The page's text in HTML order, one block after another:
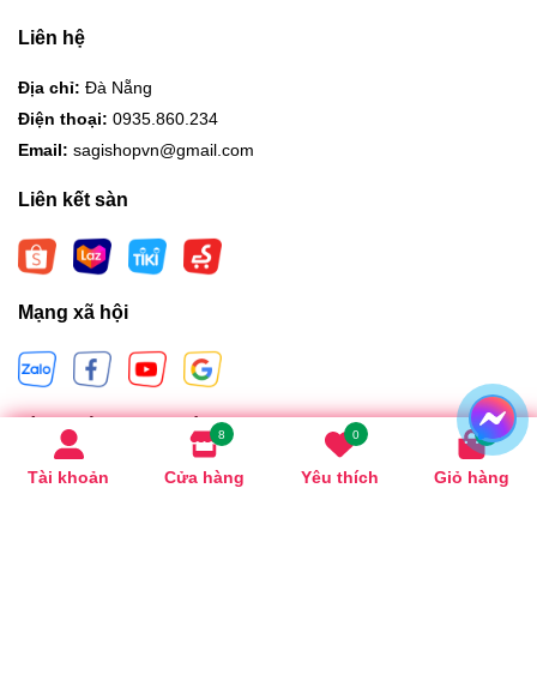
Tài khoản
8
Cửa hàng
0
Yêu thích
0
Giỏ hàng
Liên hệ
Địa chỉ: Đà Nẵng
Điện thoại: 0935.860.234
Email: sagishopvn@gmail.com
Liên kết sàn
Mạng xã hội
Hình thức thanh toán